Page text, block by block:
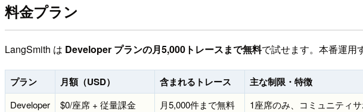
料金プラン
LangSmith は Developer プランの月5,000トレースまで無料で試せます。本番運用
プラン 月額（USD） 含まれるトレース 主な制限・特徴
Developer $0/座席 + 従量課金 月5,000件まで無料
1座席のみ、コミュニティ